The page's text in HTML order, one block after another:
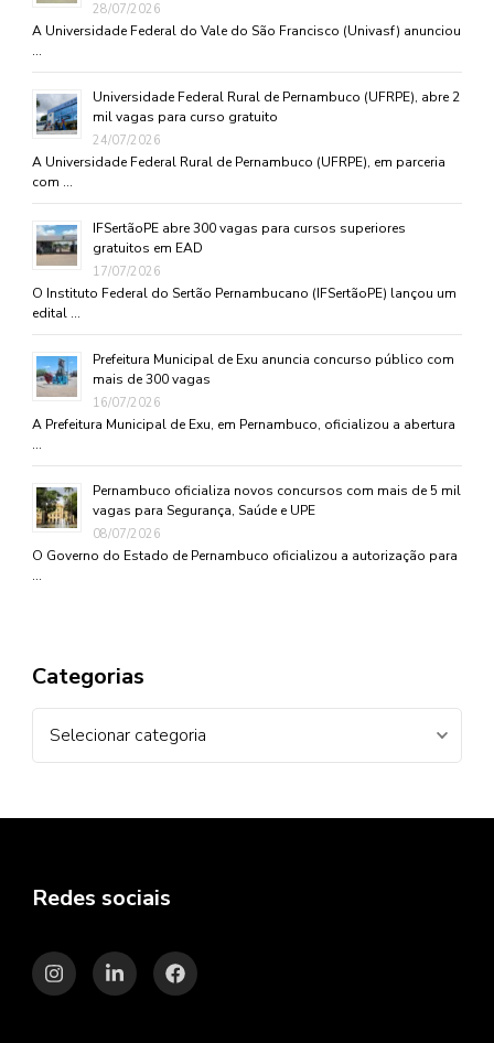
28/07/2026
A Universidade Federal do Vale do São Francisco (Univasf) anunciou
…
Universidade Federal Rural de Pernambuco (UFRPE), abre 2
mil vagas para curso gratuito
24/07/2026
A Universidade Federal Rural de Pernambuco (UFRPE), em parceria
com …
IFSertãoPE abre 300 vagas para cursos superiores
gratuitos em EAD
17/07/2026
O Instituto Federal do Sertão Pernambucano (IFSertãoPE) lançou um
edital …
Prefeitura Municipal de Exu anuncia concurso público com
mais de 300 vagas
16/07/2026
A Prefeitura Municipal de Exu, em Pernambuco, oficializou a abertura
…
Pernambuco oficializa novos concursos com mais de 5 mil
vagas para Segurança, Saúde e UPE
08/07/2026
O Governo do Estado de Pernambuco oficializou a autorização para
…
Categorias
Redes sociais